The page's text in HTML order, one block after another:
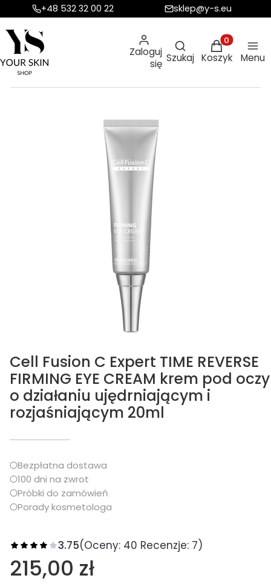
+48 532 32 00 22 sklep@y-s.eu
Zaloguj
się
Otwórz
Szukaj
Produkty w
Koszyk Menu
Cell Fusion C Expert TIME REVERSE
FIRMING EYE CREAM krem pod oczy
o działaniu ujędrniającym i
rozjaśniającym 20ml
Bezpłatna dostawa
100 dni na zwrot
Próbki do zamówień
Porady kosmetologa
3.75(Oceny: 40 Recenzje: 7)
Cena
215,00 zł